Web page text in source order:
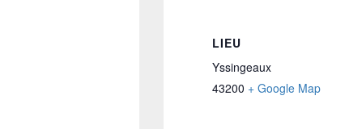
LIEU
Yssingeaux
43200 + Google Map